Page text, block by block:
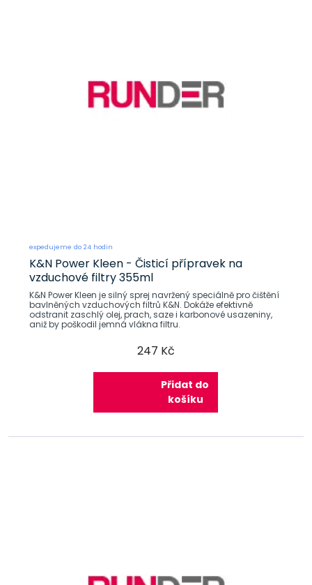
expedujeme do 24 hodin
K&N Power Kleen - Čisticí přípravek na
vzduchové filtry 355ml
K&N Power Kleen je silný sprej navržený speciálně pro čištění
bavlněných vzduchových filtrů K&N. Dokáže efektivně
odstranit zaschlý olej, prach, saze i karbonové usazeniny,
aniž by poškodil jemná vlákna filtru.
247 Kč
Přidat do
košíku